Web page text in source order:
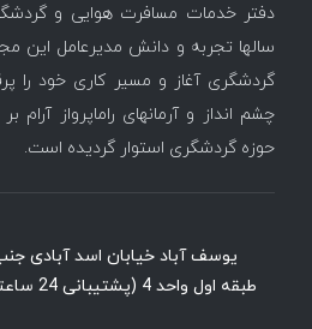
دفتر خدمات مسافرت هوایی و گردشگری
سالها تجربه و دانش مدیرعامل این
گردشگری آغاز و مسیر کاری خود را
چشم انداز و آرمانهای راماپرواز
حوزه گردشگری استوار گردیده است.
طبقه اول واحد 4 (پشتیبانی 24 ساعته)